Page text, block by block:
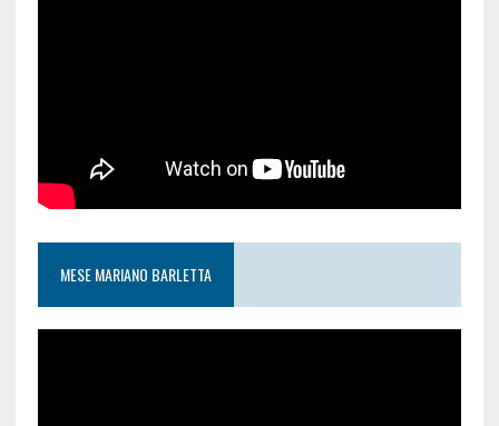
MESE MARIANO BARLETTA